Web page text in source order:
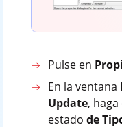
Pulse en
En la ventana
Update, haga
estadode